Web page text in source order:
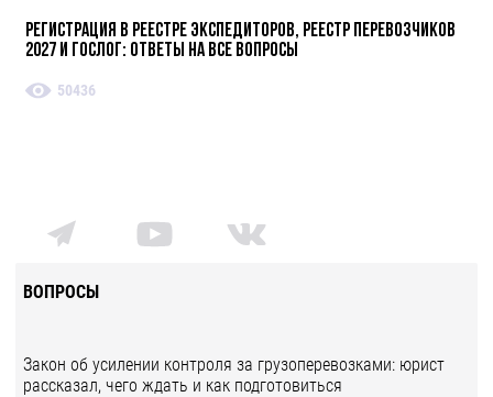
Регистрация в реестре экспедиторов, реестр перевозчиков
2027 и ГосЛог: ответы на все вопросы
50436
ВОПРОСЫ
Закон об усилении контроля за грузоперевозками: юрист
рассказал, чего ждать и как подготовиться